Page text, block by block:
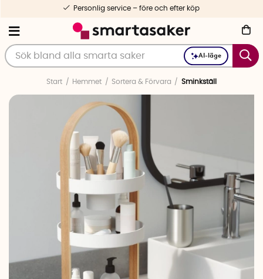
AI-läge
Personlig service – före och efter köp
Start Hemmet Sortera & Förvara Sminkställ